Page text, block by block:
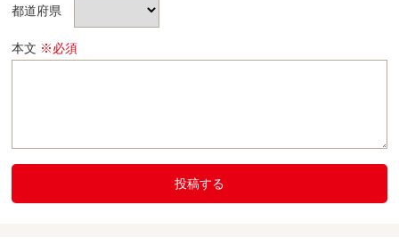
都道府県
本文 ※必須
投稿する